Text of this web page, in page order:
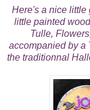
Here's a nice little
little painted
Tulle,
accompanied by a
the traditionnal